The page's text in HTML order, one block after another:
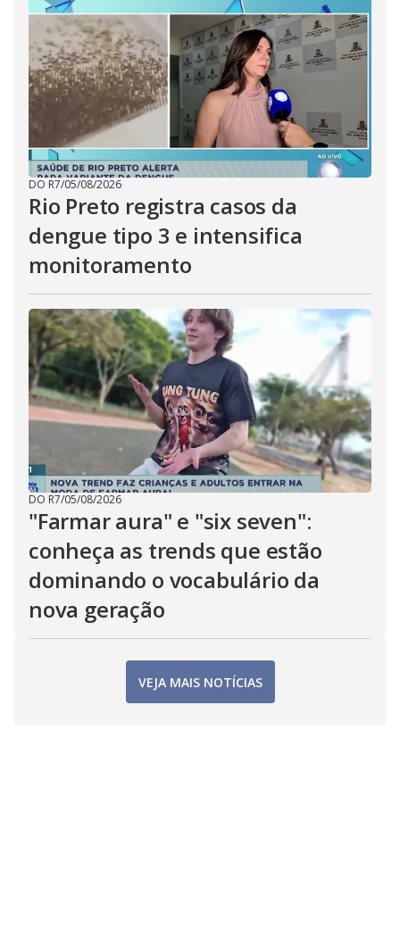
DO R7/05/08/2026
Rio Preto registra casos da
dengue tipo 3 e intensifica
monitoramento
DO R7/05/08/2026
"Farmar aura" e "six seven":
conheça as trends que estão
dominando o vocabulário da
nova geração
VEJA MAIS NOTÍCIAS